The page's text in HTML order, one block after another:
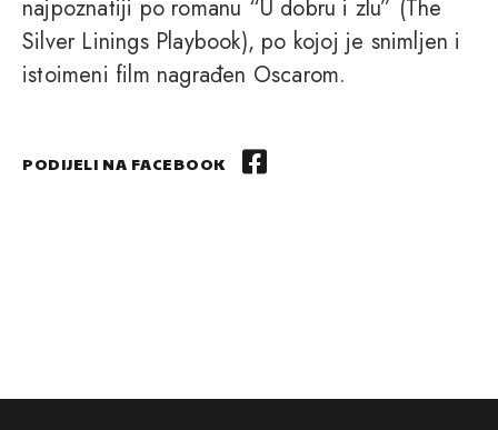
najpoznatiji po romanu “U dobru i zlu” (The
Silver Linings Playbook), po kojoj je snimljen i
istoimeni film nagrađen Oscarom.
PODIJELI NA FACEBOOK